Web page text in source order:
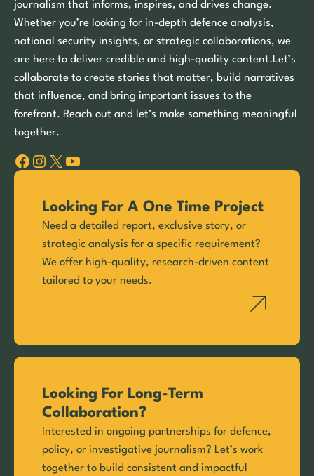
journalism that informs, inspires, and drives change.
Whether you’re looking for in-depth defence analysis,
national security insights, or strategic collaborations, we
are here to deliver credible and high-quality content.Let’s
collaborate to create stories that matter, build narratives
that influence, and bring important issues to the
forefront. Reach out and let’s make something meaningful
together.
Facebook Instagram X YouTube
Looking For A One Time Project
Need a detailed report, exclusive story, or
strategic analysis for a specific requirement?
We offer high-quality, research-driven content
tailored to your needs.
Looking For Long-Term
Collaboration?
Interested in ongoing partnerships for defence,
policy, or investigative journalism? Let’s work
together to build consistent and impactful